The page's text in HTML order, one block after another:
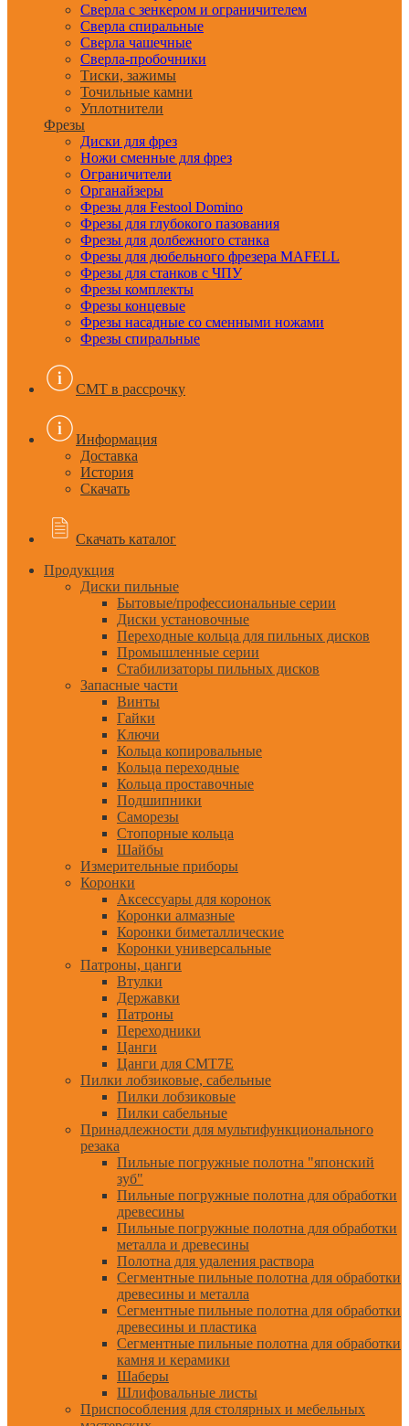
Сверла с зенкером и ограничителем
Сверла спиральные
Сверла чашечные
Сверла-пробочники
Тиски, зажимы
Точильные камни
Уплотнители
Фрезы
Диски для фрез
Ножи сменные для фрез
Ограничители
Органайзеры
Фрезы для Festool Domino
Фрезы для глубокого пазования
Фрезы для долбежного станка
Фрезы для дюбельного фрезера MAFELL
Фрезы для станков с ЧПУ
Фрезы комплекты
Фрезы концевые
Фрезы насадные со сменными ножами
Фрезы спиральные
CMT в рассрочку
Информация
Доставка
История
Скачать
Скачать каталог
Продукция
Диски пильные
Бытовые/профессиональные серии
Диски установочные
Переходные кольца для пильных дисков
Промышленные серии
Стабилизаторы пильных дисков
Запасные части
Винты
Гайки
Ключи
Кольца копировальные
Кольца переходные
Кольца проставочные
Подшипники
Саморезы
Стопорные кольца
Шайбы
Измерительные приборы
Коронки
Аксессуары для коронок
Коронки алмазные
Коронки биметаллические
Коронки универсальные
Патроны, цанги
Втулки
Державки
Патроны
Переходники
Цанги
Цанги для CMT7E
Пилки лобзиковые, сабельные
Пилки лобзиковые
Пилки сабельные
Принадлежности для мультифункционального
резака
Пильные погружные полотна "японский
зуб"
Пильные погружные полотна для обработки
древесины
Пильные погружные полотна для обработки
металла и древесины
Полотна для удаления раствора
Сегментные пильные полотна для обработки
древесины и металла
Сегментные пильные полотна для обработки
древесины и пластика
Сегментные пильные полотна для обработки
камня и керамики
Шаберы
Шлифовальные листы
Приспособления для столярных и мебельных